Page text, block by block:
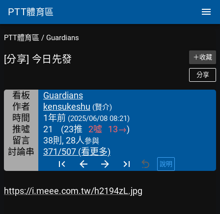
PTT體育區
PTT體育區 / Guardians
[分享] 今日先發 ＋收藏
分享
看板
Guardians
作者
kensukeshu (賢介)
時間 1年前 (2025/06/08 08:21)
推噓 21 (23推 2噓 13→)
留言
38則, 28人參與
討論串 371/507 (看更多)
說明
https://i.meee.com.tw/h2194zL.jpg